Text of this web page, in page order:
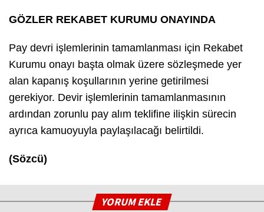
GÖZLER REKABET KURUMU ONAYINDA
Pay devri işlemlerinin tamamlanması için Rekabet
Kurumu onayı başta olmak üzere sözleşmede yer
alan kapanış koşullarının yerine getirilmesi
gerekiyor. Devir işlemlerinin tamamlanmasının
ardından zorunlu pay alım teklifine ilişkin sürecin
ayrıca kamuoyuyla paylaşılacağı belirtildi.
(Sözcü)
YORUM EKLE